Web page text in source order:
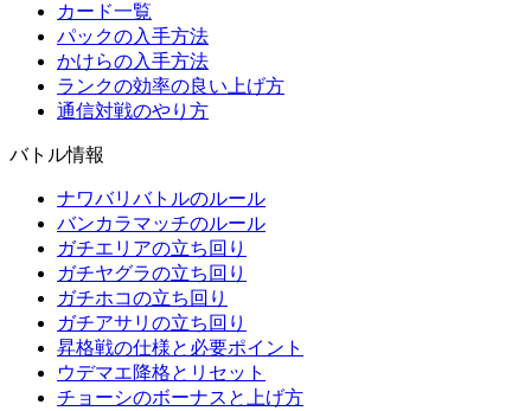
カード一覧
パックの入手方法
かけらの入手方法
ランクの効率の良い上げ方
通信対戦のやり方
バトル情報
ナワバリバトルのルール
バンカラマッチのルール
ガチエリアの立ち回り
ガチヤグラの立ち回り
ガチホコの立ち回り
ガチアサリの立ち回り
昇格戦の仕様と必要ポイント
ウデマエ降格とリセット
チョーシのボーナスと上げ方